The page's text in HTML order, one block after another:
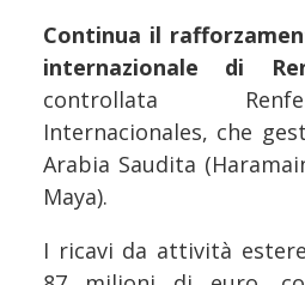
Continua il
internazionale di
controllata
Internacionales, che
Arabia Saudita
Maya).
I ricavi da attività